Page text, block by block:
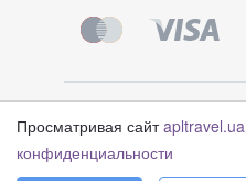
Просматривая сайтapltravel.ua
конфиденциальности
© Туристический